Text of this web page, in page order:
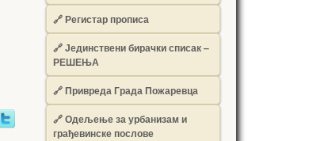
🔗Регистар прописа
🔗Јединствени бирачки списак –
РЕШЕЊА
🔗Привреда Града Пожаревца
🔗Одељење за урбанизам и
грађевинске послове